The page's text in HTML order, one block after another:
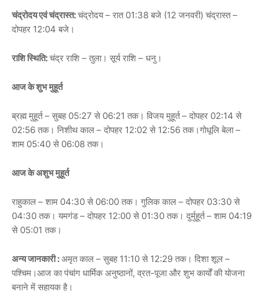
चंद्रोदय एवं चंद्रास्त:चंद्रोदय – रात 01:38 बजे (12 जनवरी) चंद्रास्त –
दोपहर 12:04 बजे।
राशि स्थिति:चंद्र राशि – तुला। सूर्य राशि – धनु।
आज के शुभ मुहूर्त
ब्रह्म मुहूर्त – सुबह 05:27 से 06:21 तक। विजय मुहूर्त – दोपहर 02:14 से
02:56 तक। निशीथ काल – दोपहर 12:02 से 12:56 तक।गोधूलि बेला –
शाम 05:40 से 06:08 तक।
आज के अशुभ मुहूर्त
राहुकाल – शाम 04:30 से 06:00 तक। गुलिक काल – दोपहर 03:30 से
04:30 तक। यमगंड – दोपहर 12:00 से 01:30 तक। दुर्मुहूर्त – शाम 04:19
से 05:01 तक।
अन्य जानकारी :अमृत काल – सुबह 11:10 से 12:29 तक। दिशा शूल –
पश्चिम।आज का पंचांग धार्मिक अनुष्ठानों, व्रत-पूजा और शुभ कार्यों की योजना
बनाने में सहायक है।